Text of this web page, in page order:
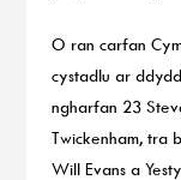
O ran carfan
cystadlu ar
ngharfan 23
Twickenham, tra
Will Evans a